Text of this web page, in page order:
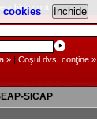
cont »
» | Coşul dvs. conţine »
SICAP
cookies